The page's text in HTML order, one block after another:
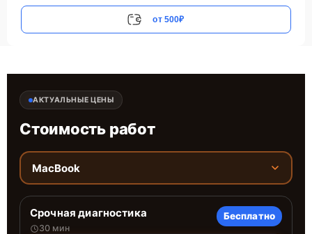
от 500₽
АКТУАЛЬНЫЕ ЦЕНЫ
Стоимость работ
MacBook
Срочная диагностика
30 мин
Бесплатно